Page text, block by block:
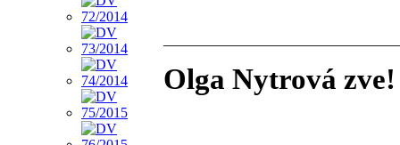
Olga Nytrová zve!